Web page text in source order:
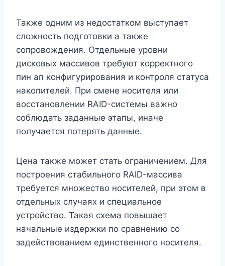
Также одним из недостатком выступает
сложность подготовки а также
сопровождения. Отдельные уровни
дисковых массивов требуют корректного
пин ап конфигурирования и контроля статуса
накопителей. При смене носителя или
восстановлении RAID-системы важно
соблюдать заданные этапы, иначе
получается потерять данные.
Цена также может стать ограничением. Для
построения стабильного RAID-массива
требуется множество носителей, при этом в
отдельных случаях и специальное
устройство. Такая схема повышает
начальные издержки по сравнению со
задействованием единственного носителя.